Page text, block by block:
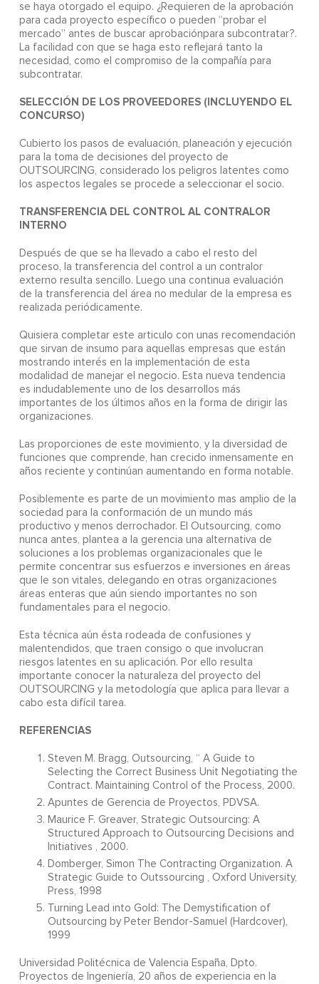
se haya otorgado el equipo. ¿Requieren de la aprobación
para cada proyecto específico o pueden “probar el
mercado” antes de buscar aprobaciónpara subcontratar?.
La facilidad con que se haga esto reflejará tanto la
necesidad, como el compromiso de la compañía para
subcontratar.
SELECCIÓN DE LOS PROVEEDORES (INCLUYENDO EL
CONCURSO)
Cubierto los pasos de evaluación, planeación y ejecución
para la toma de decisiones del proyecto de
OUTSOURCING, considerado los peligros latentes como
los aspectos legales se procede a seleccionar el socio.
TRANSFERENCIA DEL CONTROL AL CONTRALOR
INTERNO
Después de que se ha llevado a cabo el resto del
proceso, la transferencia del control a un contralor
externo resulta sencillo. Luego una continua evaluación
de la transferencia del área no medular de la empresa es
realizada periódicamente.
Quisiera completar este articulo con unas recomendación
que sirvan de insumo para aquellas empresas que están
mostrando interés en la implementación de esta
modalidad de manejar el negocio. Esta nueva tendencia
es indudablemente uno de los desarrollos más
importantes de los últimos años en la forma de dirigir las
organizaciones.
Las proporciones de este movimiento, y la diversidad de
funciones que comprende, han crecido inmensamente en
años reciente y continúan aumentando en forma notable.
Posiblemente es parte de un movimiento mas amplio de la
sociedad para la conformación de un mundo más
productivo y menos derrochador. El Outsourcing, como
nunca antes, plantea a la gerencia una alternativa de
soluciones a los problemas organizacionales que le
permite concentrar sus esfuerzos e inversiones en áreas
que le son vitales, delegando en otras organizaciones
áreas enteras que aún siendo importantes no son
fundamentales para el negocio.
Esta técnica aún ésta rodeada de confusiones y
malentendidos, que traen consigo o que involucran
riesgos latentes en su aplicación. Por ello resulta
importante conocer la naturaleza del proyecto del
OUTSOURCING y la metodología que aplica para llevar a
cabo esta difícil tarea.
REFERENCIAS
Steven M. Bragg, Outsourcing, “ A Guide to
Selecting the Correct Business Unit Negotiating the
Contract. Maintaining Control of the Process, 2000.
Apuntes de Gerencia de Proyectos, PDVSA.
Maurice F. Greaver, Strategic Outsourcing: A
Structured Approach to Outsourcing Decisions and
Initiatives , 2000.
Domberger, Simon The Contracting Organization. A
Strategic Guide to Outssourcing , Oxford University,
Press, 1998
Turning Lead into Gold: The Demystification of
Outsourcing by Peter Bendor-Samuel (Hardcover),
1999
Universidad Politécnica de Valencia España, Dpto.
Proyectos de Ingeniería, 20 años de experiencia en la